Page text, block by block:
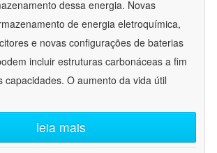
dessa energia. Novas
de energia eletroquímica,
e novas configurações de baterias
incluir estruturas carbonáceas a fim
capacidades. O aumento da vida útil
leia mais